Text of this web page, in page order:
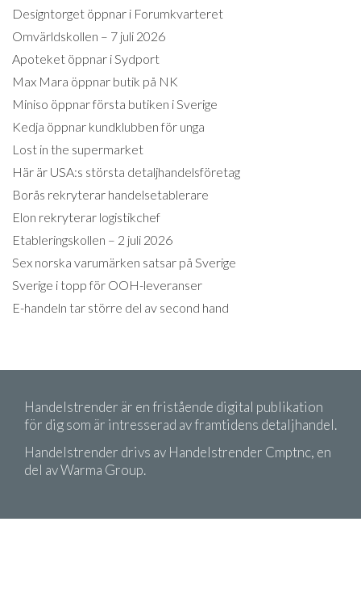
Designtorget öppnar i Forumkvarteret
Omvärldskollen – 7 juli 2026
Apoteket öppnar i Sydport
Max Mara öppnar butik på NK
Miniso öppnar första butiken i Sverige
Kedja öppnar kundklubben för unga
Lost in the supermarket
Här är USA:s största detaljhandelsföretag
Borås rekryterar handelsetablerare
Elon rekryterar logistikchef
Etableringskollen – 2 juli 2026
Sex norska varumärken satsar på Sverige
Sverige i topp för OOH-leveranser
E-handeln tar större del av second hand
Handelstrender är en fristående digital publikation
för dig som är intresserad av framtidens detaljhandel.
Handelstrender drivs av Handelstrender Cmptnc, en
del av Warma Group.